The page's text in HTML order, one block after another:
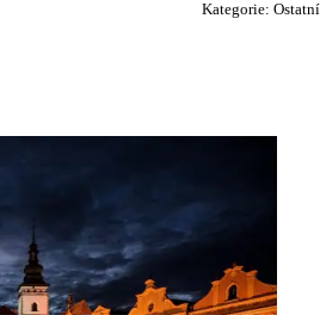
Kategorie: Ostatní